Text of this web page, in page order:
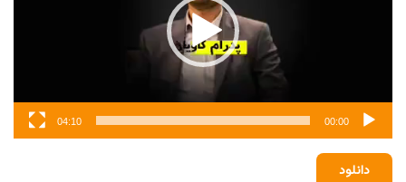
00:00
04:10
دانلود